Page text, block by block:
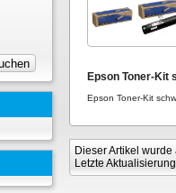
Epson Toner-Kit
Epson Toner-Kit
Dieser Artikel
Letzte